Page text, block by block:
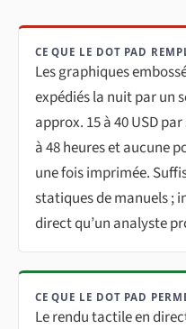
CE QUE LE DOT PAD
Les graphiques
expédiés la nuit par un
approx. 15 à 40 USD
à 48 heures et aucune
une fois imprimée.
statiques de manuels ;
direct qu’un analyste
CE QUE LE DOT PAD
Le rendu tactile en